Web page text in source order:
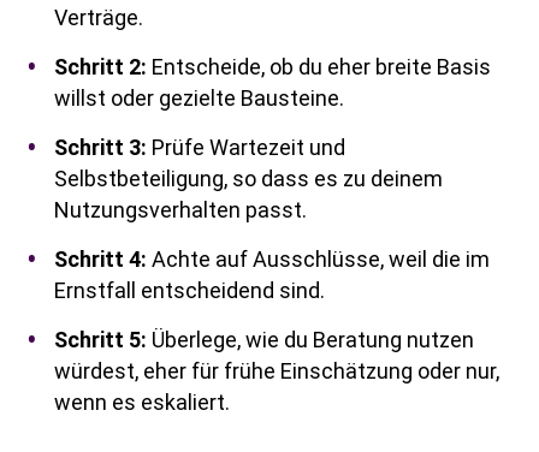
Verträge.
Schritt 2: Entscheide, ob du eher breite Basis
willst oder gezielte Bausteine.
Schritt 3: Prüfe Wartezeit und
Selbstbeteiligung, so dass es zu deinem
Nutzungsverhalten passt.
Schritt 4: Achte auf Ausschlüsse, weil die im
Ernstfall entscheidend sind.
Schritt 5: Überlege, wie du Beratung nutzen
würdest, eher für frühe Einschätzung oder nur,
wenn es eskaliert.